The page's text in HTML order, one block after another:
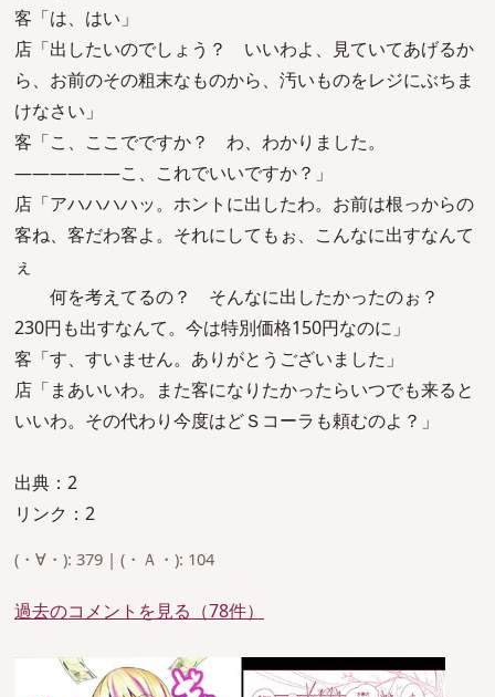
客「は、はい」
店「出したいのでしょう？ いいわよ、見ていてあげるか
ら、お前のその粗末なものから、汚いものをレジにぶちま
けなさい」
客「こ、ここでですか？ わ、わかりました。
――――――こ、これでいいですか？」
店「アハハハハッ。ホントに出したわ。お前は根っからの
客ね、客だわ客よ。それにしてもぉ、こんなに出すなんて
ぇ
何を考えてるの？ そんなに出したかったのぉ？
230円も出すなんて。今は特別価格150円なのに」
客「す、すいません。ありがとうございました」
店「まあいいわ。また客になりたかったらいつでも来ると
いいわ。その代わり今度はどＳコーラも頼むのよ？」
出典：2
リンク：2
(・∀・): 379 | (・Ａ・): 104
過去のコメントを見る（78件）